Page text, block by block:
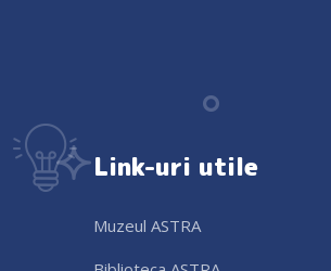
Link-uri utile
Muzeul ASTRA